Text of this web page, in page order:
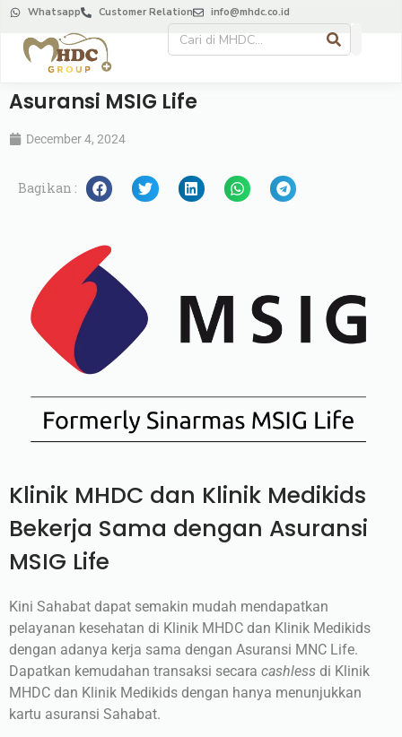
Whatsapp Customer Relation info@mhdc.co.id
Asuransi MSIG Life
December 4, 2024
Bagikan :
Klinik MHDC dan Klinik Medikids
Bekerja Sama dengan Asuransi
MSIG Life
Kini Sahabat dapat semakin mudah mendapatkan
pelayanan kesehatan di Klinik MHDC dan Klinik Medikids
dengan adanya kerja sama dengan Asuransi MNC Life.
Dapatkan kemudahan transaksi secara cashless di Klinik
MHDC dan Klinik Medikids dengan hanya menunjukkan
kartu asuransi Sahabat.